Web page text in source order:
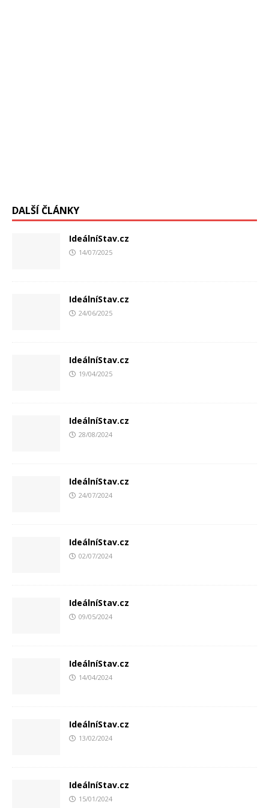
DALŠÍ ČLÁNKY
IdeálníStav.cz
14/07/2025
IdeálníStav.cz
24/06/2025
IdeálníStav.cz
19/04/2025
IdeálníStav.cz
28/08/2024
IdeálníStav.cz
24/07/2024
IdeálníStav.cz
02/07/2024
IdeálníStav.cz
09/05/2024
IdeálníStav.cz
14/04/2024
IdeálníStav.cz
13/02/2024
IdeálníStav.cz
15/01/2024